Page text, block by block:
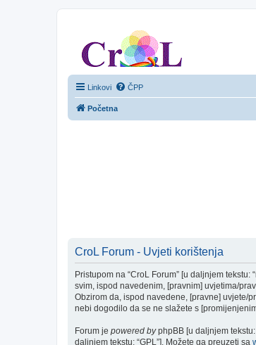
Linkovi ČPP
Početna
CroL Forum - Uvjeti korištenja
Pristupom na “CroL Forum” [u daljnjem tekstu:
svim, ispod navedenim, [pravnim] uvjetima/
Obzirom da, ispod navedene, [pravne] uvjete/
nebi dogodilo da se ne slažete s
Forum je powered byphpBB [u daljnjem tekstu:
daljnjem tekstu: “GPL”]. Možete ga preuzeti sa